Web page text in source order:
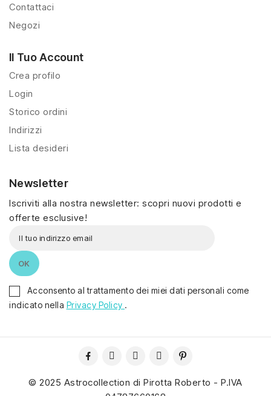
Contattaci
Negozi
Il Tuo Account
Crea profilo
Login
Storico ordini
Indirizzi
Lista desideri
Newsletter
Iscriviti alla nostra newsletter: scopri nuovi prodotti e
offerte esclusive!
Acconsento al trattamento dei miei dati personali come
indicato nella Privacy Policy .
© 2025 Astrocollection di Pirotta Roberto - P.IVA